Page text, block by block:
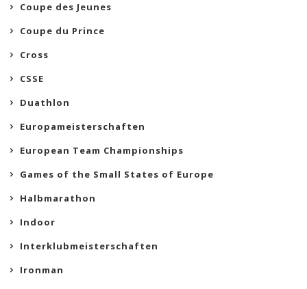
Coupe des Jeunes
Coupe du Prince
Cross
CSSE
Duathlon
Europameisterschaften
European Team Championships
Games of the Small States of Europe
Halbmarathon
Indoor
Interklubmeisterschaften
Ironman